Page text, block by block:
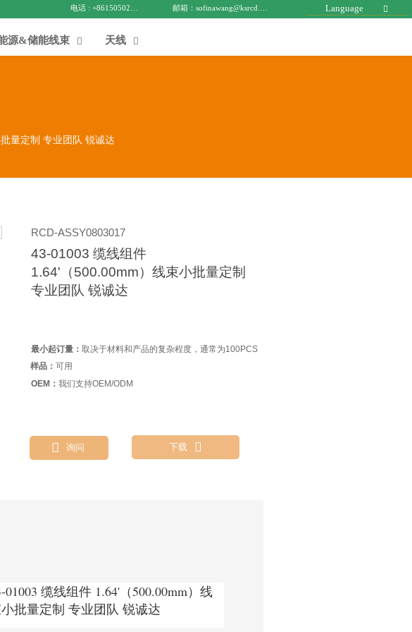
Language 
源&储能线束  天线 
量定制 专业团队 锐诚达
RCD-ASSY0803017
43-01003 缆线组件
1.64'（500.00mm）线束小批量定制
专业团队 锐诚达
最小起订量： 取决于材料和产品的复杂程度，通常为100PCS
样品：可用
OEM： 我们支持OEM/ODM
 询问 下载 
01003 缆线组件 1.64'（500.00mm）线
批量定制 专业团队 锐诚达